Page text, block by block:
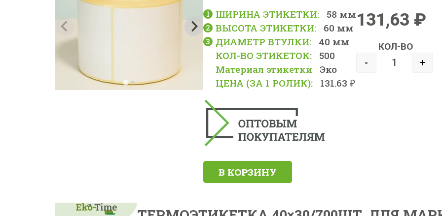
ШИРИНА ЭТИКЕТКИ:
58 мм
ВЫСОТА ЭТИКЕТКИ:
60 мм
ДИАМЕТР ВТУЛКИ:
40 мм
КОЛ-ВО ЭТИКЕТОК:
500
Материал этикетки
Эко
ЦЕНА (ЗА 1 РОЛИК):
131.63 ₽
131,63 ₽
КОЛ-ВО
- +
В КОРЗИНУ